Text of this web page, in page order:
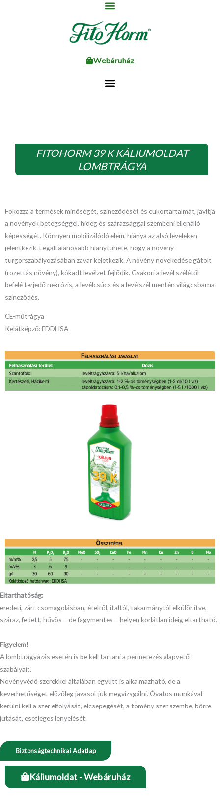
Webáruház
FITOHORM 39 K KÁLIUMOLDAT
LOMBTRÁGYA
Fokozza a termések minőségét, színeződését és cukortartalmát, javítja
a növények betegséggel, hideg és szárazsággal szembeni ellenálló
képességét. Könnyen mobilizálódó elem, hiánya az alsó leveleken
jelentkezik. Legáltalánosabb hiánytünete, hogy a növény
turgorszabályozásában zavar keletkezik. A növény növekedése gátolt
(rozettás növény), kókadt levélzet fejlődik. Gyakori a levél szélétől
befelé terjedő nekrózis, a levélcsúcs és a levélszél mentén világosbarna
színeződés.
CE-műtrágya
Kelátképző: EDDHSA
Eltarthatóság:
eredeti, zárt csomagolásban, ételtől, italtól, takarmánytól elkülönítve,
száraz, fedett, hűvös – de fagymentes – helyen korlátlan ideig eltartható.
Figyelem!
A lombtrágyázás esetén is be kell tartani a permetezés alapvető
szabályait.
Növényvédő szerekkel általában együtt is alkalmazható, de a
keverhetőséget előzőleg javasol-juk megvizsgálni. Óvatos munkával
kerülni kell a szer elfolyását, elcsepegését, a tömény szer szembe, bőrre
jutását, esetleges lenyelését.
Biztonságtechnikai Adatlap
Káliumoldat - Webáruház